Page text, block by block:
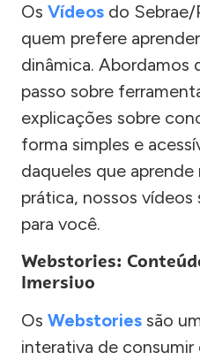
Os Vídeos do Sebrae/
quem prefere
dinâmica. Abordamos
passo sobre
explicações sobre
forma simples e
daqueles que
prática, nossos vídeos
para você.
Webstories:
Imersivo
Os Webstories são
interativa de